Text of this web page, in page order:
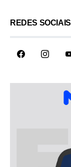
REDES SOCIAIS